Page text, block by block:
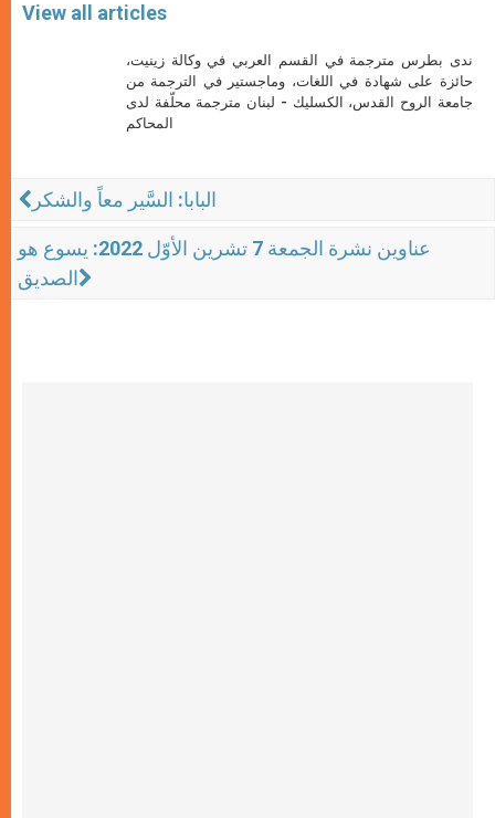
View all articles
ندى بطرس مترجمة في القسم العربي في وكالة زينيت،
حائزة على شهادة في اللغات، وماجستير في الترجمة من
جامعة الروح القدس، الكسليك - لبنان مترجمة محلّفة لدى
المحاكم
البابا: السَّير معاً والشكر
عناوين نشرة الجمعة 7 تشرين الأوّل 2022: يسوع هو
الصديق